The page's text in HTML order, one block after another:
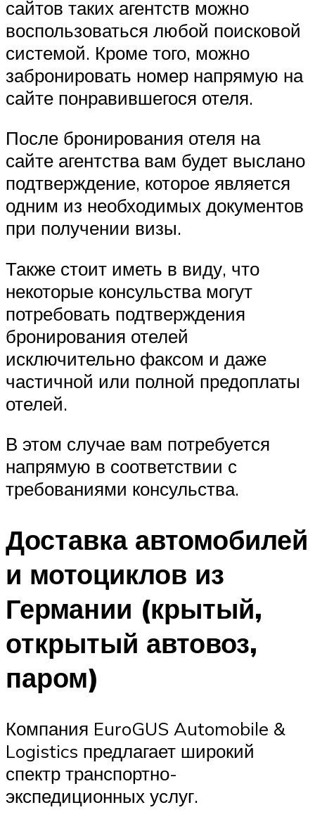
сайтов таких агентств можно
воспользоваться любой поисковой
системой. Кроме того, можно
забронировать номер напрямую на
сайте понравившегося отеля.
После бронирования отеля на
сайте агентства вам будет выслано
подтверждение, которое является
одним из необходимых документов
при получении визы.
Также стоит иметь в виду, что
некоторые консульства могут
потребовать подтверждения
бронирования отелей
исключительно факсом и даже
частичной или полной предоплаты
отелей.
В этом случае вам потребуется
напрямую в соответствии с
требованиями консульства.
Доставка автомобилей
и мотоциклов из
Германии (крытый,
открытый автовоз,
паром)
Компания EuroGUS Automobile &
Logistics предлагает широкий
спектр транспортно-
экспедиционных услуг.